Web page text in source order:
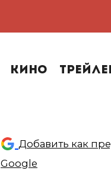
Кино
Добавить как
Google